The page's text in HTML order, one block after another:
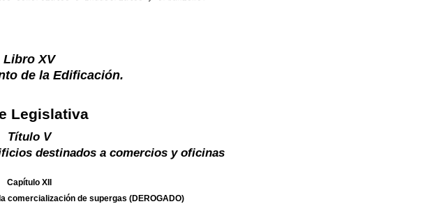
Libro XV
de la Edificación.
Legislativa
Título V
destinados a comercios y oficinas
Capítulo XII
comercialización de supergas (DEROGADO)